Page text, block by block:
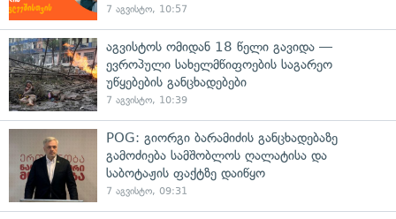
7 აგვისტო, 10:57
აგვისტოს ომიდან 18 წელი გავიდა —
ევროპული სახელმწიფოების საგარეო
უწყებების განცხადებები
7 აგვისტო, 10:39
POG: გიორგი ბარამიძის განცხადებაზე
გამოძიება სამშობლოს ღალატისა და
საბოტაჟის ფაქტზე დაიწყო
7 აგვისტო, 09:31